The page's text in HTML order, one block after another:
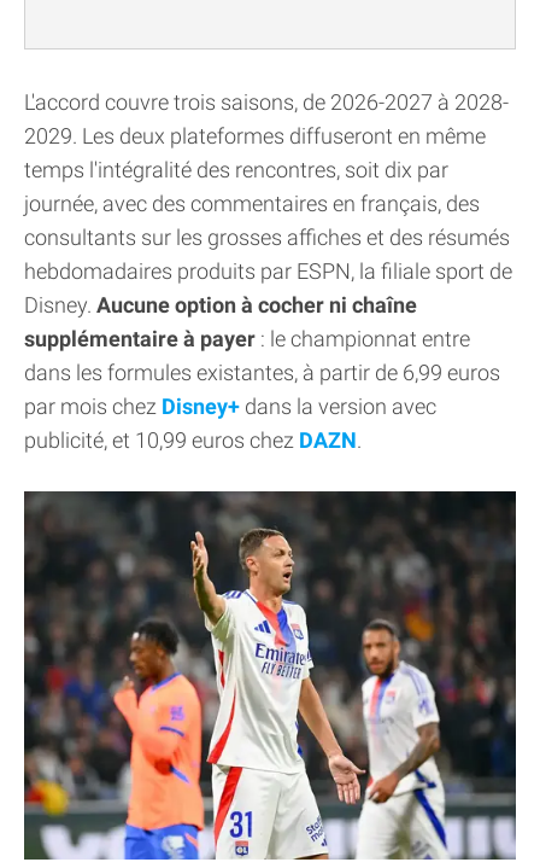
L'accord couvre trois saisons, de 2026-2027 à 2028-
2029. Les deux plateformes diffuseront en même
temps l'intégralité des rencontres, soit dix par
journée, avec des commentaires en français, des
consultants sur les grosses affiches et des résumés
hebdomadaires produits par ESPN, la filiale sport de
Disney. Aucune option à cocher ni chaîne
supplémentaire à payer : le championnat entre
dans les formules existantes, à partir de 6,99 euros
par mois chez Disney+ dans la version avec
publicité, et 10,99 euros chez DAZN.